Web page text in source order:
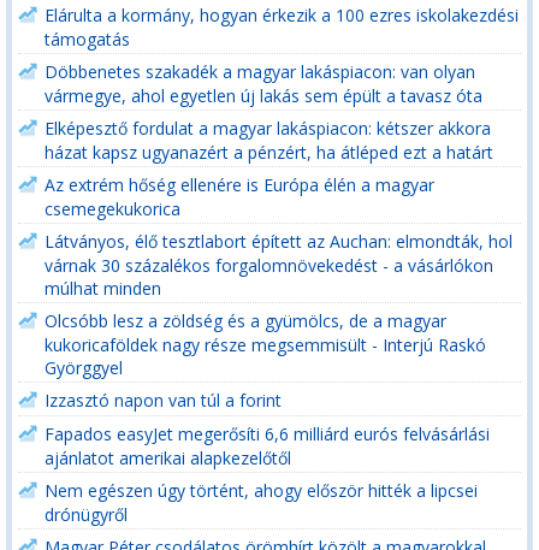
Elárulta a kormány, hogyan érkezik a 100 ezres iskolakezdési
támogatás
Döbbenetes szakadék a magyar lakáspiacon: van olyan
vármegye, ahol egyetlen új lakás sem épült a tavasz óta
Elképesztő fordulat a magyar lakáspiacon: kétszer akkora
házat kapsz ugyanazért a pénzért, ha átléped ezt a határt
Az extrém hőség ellenére is Európa élén a magyar
csemegekukorica
Látványos, élő tesztlabort épített az Auchan: elmondták, hol
várnak 30 százalékos forgalomnövekedést - a vásárlókon
múlhat minden
Olcsóbb lesz a zöldség és a gyümölcs, de a magyar
kukoricaföldek nagy része megsemmisült - Interjú Raskó
Györggyel
Izzasztó napon van túl a forint
Fapados easyJet megerősíti 6,6 milliárd eurós felvásárlási
ajánlatot amerikai alapkezelőtől
Nem egészen úgy történt, ahogy először hitték a lipcsei
drónügyről